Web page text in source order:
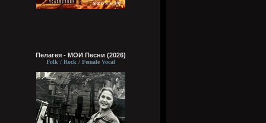
Пелагея - МОИ Песни (2026)
Folk / Rock / Female Vocal